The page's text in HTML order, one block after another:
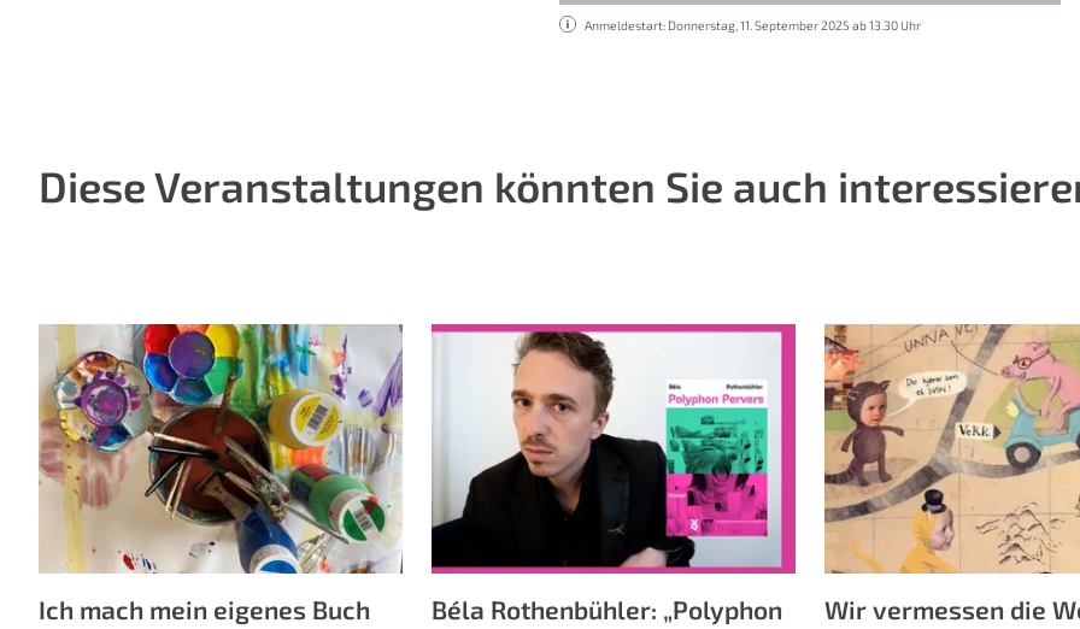
Anmeldestart: Donnerstag, 11. September 2025 ab 13.30 Uhr
Diese Veranstaltungen könnten Sie auch
Ich mach mein eigenes Buch
Béla Rothenbühler: „Polyphon
Wir vermessen die